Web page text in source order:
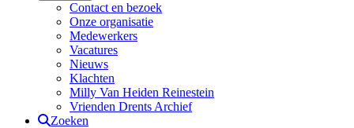
Contact en bezoek
Onze organisatie
Medewerkers
Vacatures
Nieuws
Klachten
Milly Van Heiden Reinestein
Vrienden Drents Archief
Zoeken